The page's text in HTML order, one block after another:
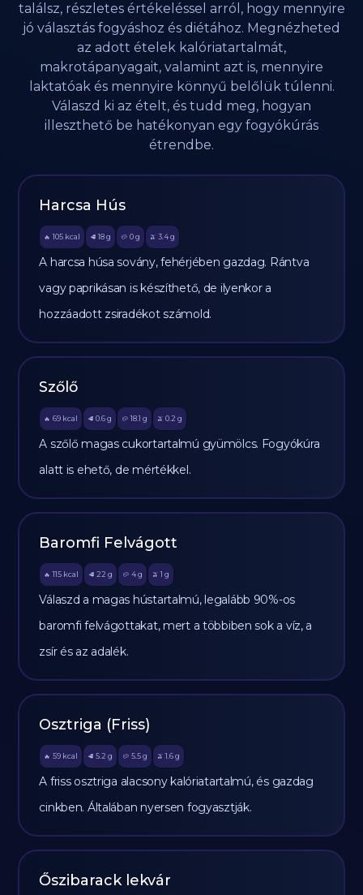
találsz, részletes értékeléssel arról, hogy mennyire
jó választás fogyáshoz és diétához. Megnézheted
az adott ételek kalóriatartalmát,
makrotápanyagait, valamint azt is, mennyire
laktatóak és mennyire könnyű belőlük túlenni.
Válaszd ki az ételt, és tudd meg, hogyan
illeszthető be hatékonyan egy fogyókúrás
étrendbe.
Harcsa Hús
🔥 105 kcal 🥩 18 g 🥔 0g 🫒 3.4 g
A harcsa húsa sovány, fehérjében gazdag. Rántva
vagy paprikásan is készíthető, de ilyenkor a
hozzáadott zsiradékot számold.
Szőlő
🔥 69 kcal 🥩 0.6 g 🥔 18.1 g 🫒 0.2 g
A szőlő magas cukortartalmú gyümölcs. Fogyókúra
alatt is ehető, de mértékkel.
Baromfi Felvágott
🔥 115 kcal 🥩 22 g 🥔 4g 🫒 1 g
Válaszd a magas hústartalmú, legalább 90%-os
baromfi felvágottakat, mert a többiben sok a víz, a
zsír és az adalék.
Osztriga (Friss)
🔥 59 kcal 🥩 5.2 g 🥔 5.5g 🫒 1.6 g
A friss osztriga alacsony kalóriatartalmú, és gazdag
cinkben. Általában nyersen fogyasztják.
Őszibarack lekvár